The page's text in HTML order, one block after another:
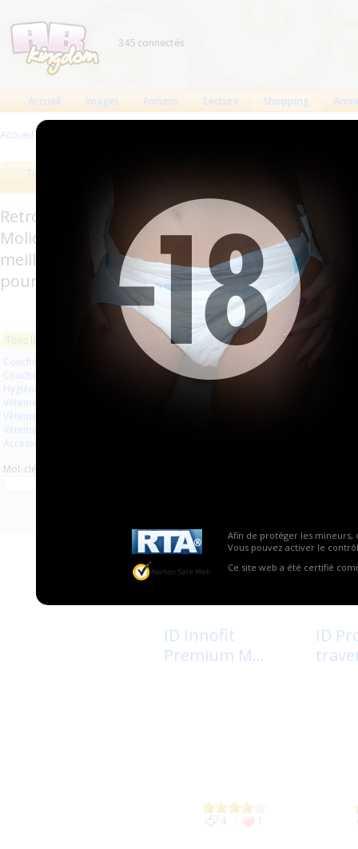
Afin de protéger les mineurs,
Vous pouvez activer le
Ce site web a été certifié
345 connectés
Accueil Images Forums Lecture Shopping
Accueil >
Tous les produits
Retrouverez sur cette page les meilleures
Molicare, Comficare, Confiance, Depend,
meilleurs produits aussi bien pour les
pour l'incontinence.
Tous les produits
Couches à usage unique
Couches lavables
Hygiène usage unique
Vêtements
Vêtements en plastique
Vêtements en latex
Accessoires
Mot-clé
Les plus récents Trier par nom
ID Innofit
Premium M...
4 1
ID